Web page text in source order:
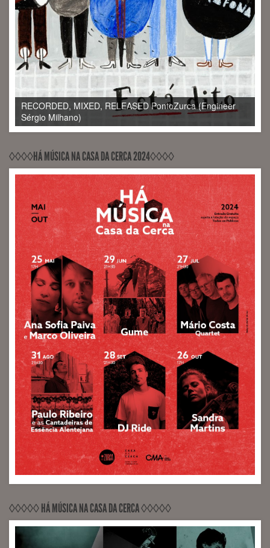
RECORDED, MIXED, RELEASED PontoZurca (Engineer
Sérgio Milhano)
RECORDED, MIXED, MASTERED (Engineer Sérgio
Milhano)
◊◊◊◊HÁ MÚSICA NA CASA DA CERCA 2024◊◊◊◊
◊◊◊◊◊ HÁ MÚSICA NA CASA DA CERCA ◊◊◊◊◊